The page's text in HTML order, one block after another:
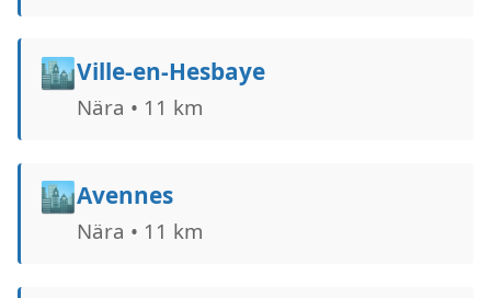
🏙️Ville-en-Hesbaye
Nära • 11 km
🏙️Avennes
Nära • 11 km